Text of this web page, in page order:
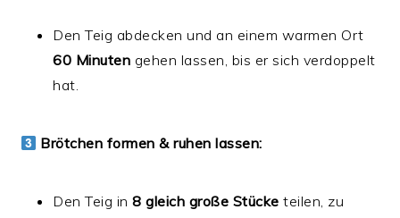
Den Teig abdecken und an einem warmen Ort
60 Minuten gehen lassen, bis er sich verdoppelt
hat.
Brötchen formen & ruhen lassen:
Den Teig in8 gleich große Stücke teilen, zu